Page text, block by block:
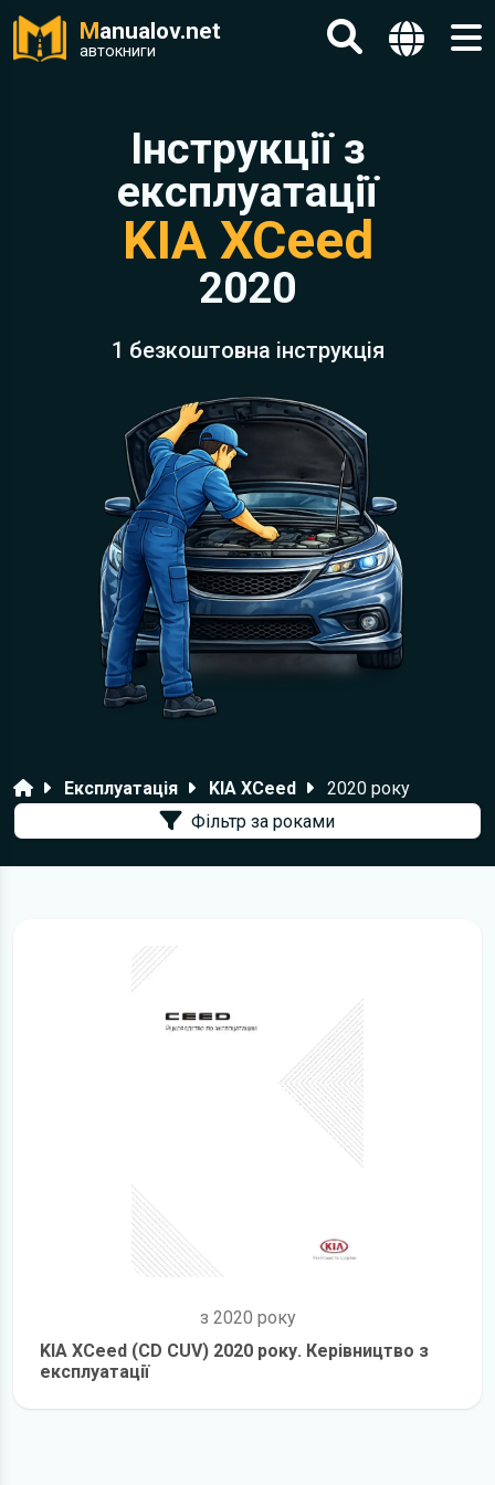
Manualov.net
автокниги
Інструкції з
експлуатації
KIA XCeed
2020
1 безкоштовна інструкція
ГоловнаЕксплуатація KIA XCeed
2020 року
Фільтр за роками
з 2020 року
KIA XCeed (CD CUV) 2020 року. Керівництво з
експлуатації